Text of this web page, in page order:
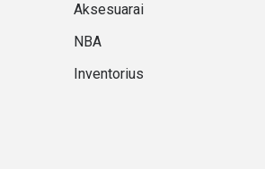
Aksesuarai
NBA
Inventorius